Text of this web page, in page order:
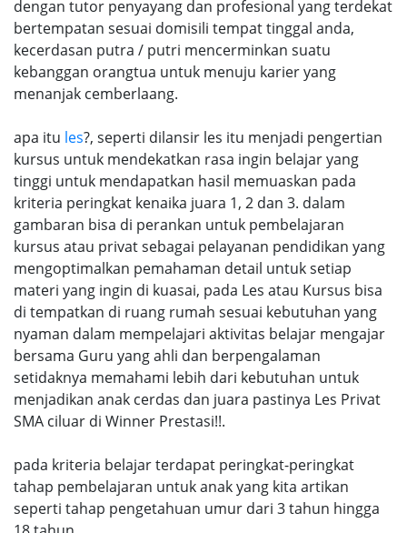
dengan tutor penyayang dan profesional yang terdekat
bertempatan sesuai domisili tempat tinggal anda,
kecerdasan putra / putri mencerminkan suatu
kebanggan orangtua untuk menuju karier yang
menanjak cemberlaang.
apa itu les?, seperti dilansir les itu menjadi pengertian
kursus untuk mendekatkan rasa ingin belajar yang
tinggi untuk mendapatkan hasil memuaskan pada
kriteria peringkat kenaika juara 1, 2 dan 3. dalam
gambaran bisa di perankan untuk pembelajaran
kursus atau privat sebagai pelayanan pendidikan yang
mengoptimalkan pemahaman detail untuk setiap
materi yang ingin di kuasai, pada Les atau Kursus bisa
di tempatkan di ruang rumah sesuai kebutuhan yang
nyaman dalam mempelajari aktivitas belajar mengajar
bersama Guru yang ahli dan berpengalaman
setidaknya memahami lebih dari kebutuhan untuk
menjadikan anak cerdas dan juara pastinya Les Privat
SMA ciluar di Winner Prestasi!!.
pada kriteria belajar terdapat peringkat-peringkat
tahap pembelajaran untuk anak yang kita artikan
seperti tahap pengetahuan umur dari 3 tahun hingga